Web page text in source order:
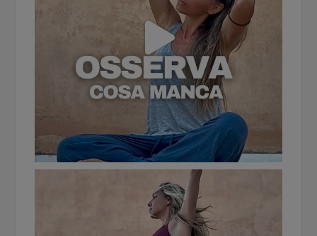
CONSAPEVOLEZZA E CONNESSIONE
Iscriviti alla nostra newsletter per ricevere